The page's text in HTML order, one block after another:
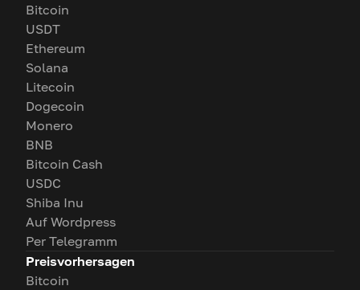
Bitcoin
USDT
Ethereum
Solana
Litecoin
Dogecoin
Monero
BNB
Bitcoin Cash
USDC
Shiba Inu
Auf Wordpress
Per Telegramm
Preisvorhersagen
Bitcoin